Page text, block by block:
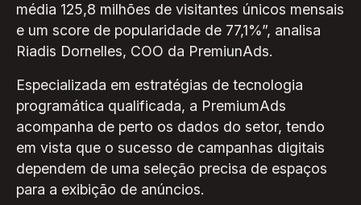
média 125,8 milhões de visitantes únicos mensais
e um score de popularidade de 77,1%”, analisa
Riadis Dornelles, COO da PremiunAds.
Especializada em estratégias de tecnologia
programática qualificada, a PremiumAds
acompanha de perto os dados do setor, tendo
em vista que o sucesso de campanhas digitais
dependem de uma seleção precisa de espaços
para a exibição de anúncios.